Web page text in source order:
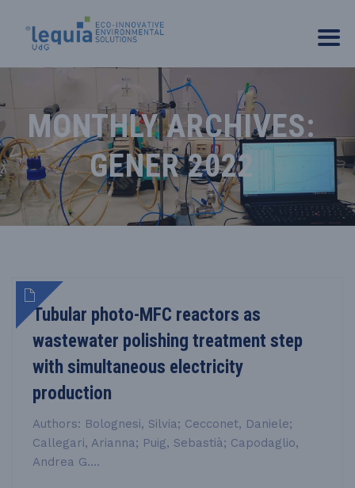
MONTHLY ARCHIVES:
GENER 2022
Tubular photo-MFC reactors as
wastewater polishing treatment step
with simultaneous electricity
production
Authors: Bolognesi, Silvia; Cecconet, Daniele;
Callegari, Arianna; Puig, Sebastià; Capodaglio,
Andrea G....